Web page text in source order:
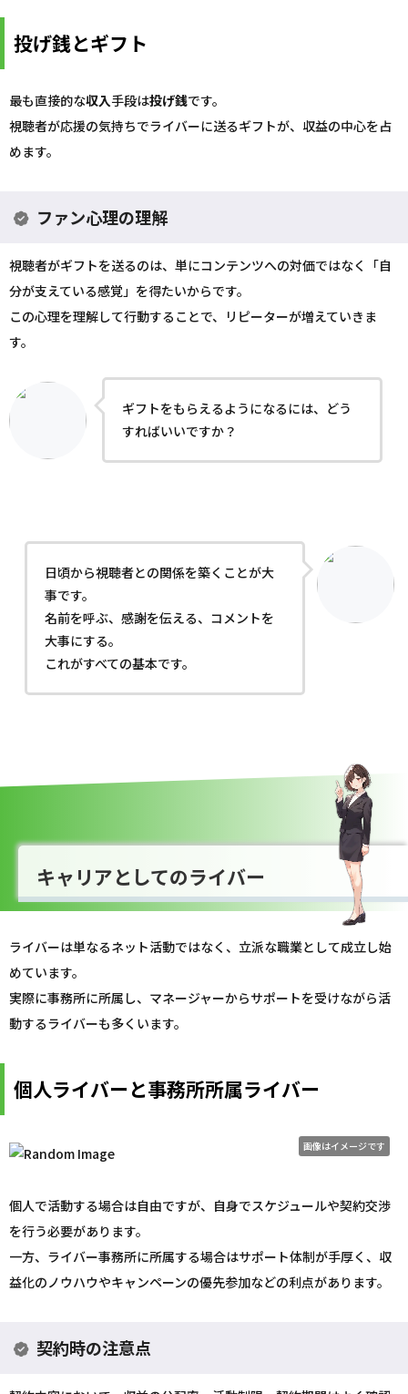
投げ銭とギフト
最も直接的な収入手段は投げ銭です。
視聴者が応援の気持ちでライバーに送るギフトが、収益の中心を占
めます。
ファン心理の理解
視聴者がギフトを送るのは、単にコンテンツへの対価ではなく「自
分が支えている感覚」を得たいからです。
この心理を理解して行動することで、リピーターが増えていきま
す。
ギフトをもらえるようになるには、どう
すればいいですか？
日頃から視聴者との関係を築くことが大
事です。
名前を呼ぶ、感謝を伝える、コメントを
大事にする。
これがすべての基本です。
キャリアとしてのライバー
ライバーは単なるネット活動ではなく、立派な職業として成立し始
めています。
実際に事務所に所属し、マネージャーからサポートを受けながら活
動するライバーも多くいます。
個人ライバーと事務所所属ライバー
画像はイメージです
個人で活動する場合は自由ですが、自身でスケジュールや契約交渉
を行う必要があります。
一方、ライバー事務所に所属する場合はサポート体制が手厚く、収
益化のノウハウやキャンペーンの優先参加などの利点があります。
契約時の注意点